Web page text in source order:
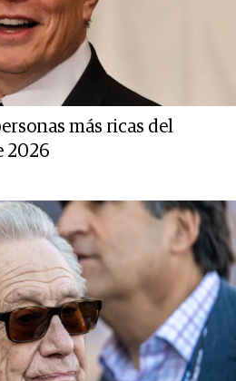
más ricas del
2026